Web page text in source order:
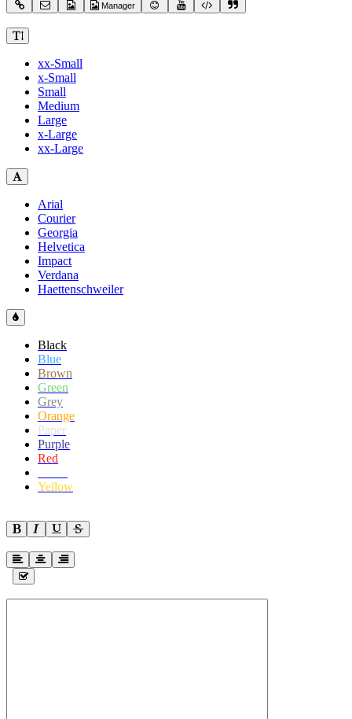
Manager
xx-Small
x-Small
Small
Medium
Large
x-Large
xx-Large
Arial
Courier
Georgia
Helvetica
Impact
Verdana
Haettenschweiler
Black
Blue
Brown
Green
Grey
Orange
Paper
Purple
Red
Yellow